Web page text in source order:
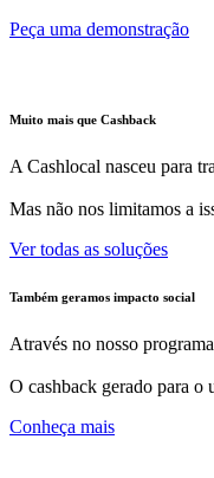
Peça uma demonstração
Muito mais que Cashback
A Cashlocal nasceu para
Mas não nos limitamos a
Ver todas as soluções
Também geramos impacto social
Através no nosso
O cashback gerado para o
Conheça mais